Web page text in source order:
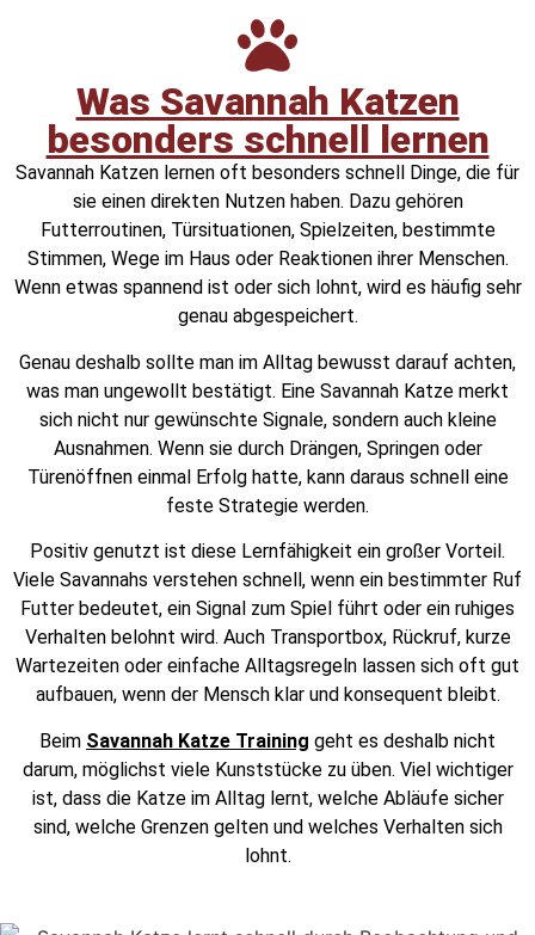
Was Savannah Katzen
besonders schnell lernen
Savannah Katzen lernen oft besonders schnell Dinge, die für
sie einen direkten Nutzen haben. Dazu gehören
Futterroutinen, Türsituationen, Spielzeiten, bestimmte
Stimmen, Wege im Haus oder Reaktionen ihrer Menschen.
Wenn etwas spannend ist oder sich lohnt, wird es häufig sehr
genau abgespeichert.
Genau deshalb sollte man im Alltag bewusst darauf achten,
was man ungewollt bestätigt. Eine Savannah Katze merkt
sich nicht nur gewünschte Signale, sondern auch kleine
Ausnahmen. Wenn sie durch Drängen, Springen oder
Türenöffnen einmal Erfolg hatte, kann daraus schnell eine
feste Strategie werden.
Positiv genutzt ist diese Lernfähigkeit ein großer Vorteil.
Viele Savannahs verstehen schnell, wenn ein bestimmter Ruf
Futter bedeutet, ein Signal zum Spiel führt oder ein ruhiges
Verhalten belohnt wird. Auch Transportbox, Rückruf, kurze
Wartezeiten oder einfache Alltagsregeln lassen sich oft gut
aufbauen, wenn der Mensch klar und konsequent bleibt.
Beim Savannah Katze Training geht es deshalb nicht
darum, möglichst viele Kunststücke zu üben. Viel wichtiger
ist, dass die Katze im Alltag lernt, welche Abläufe sicher
sind, welche Grenzen gelten und welches Verhalten sich
lohnt.